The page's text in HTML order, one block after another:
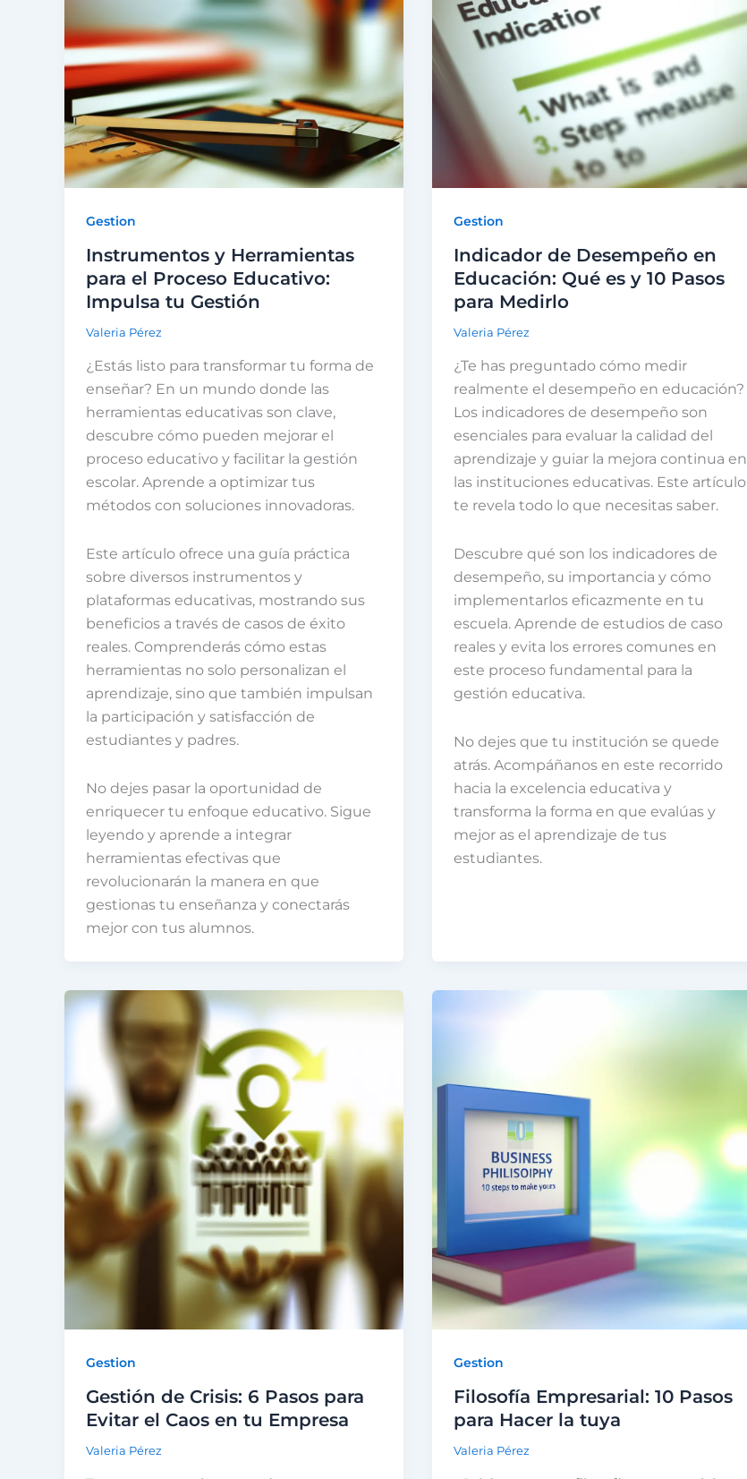
Gestion
Instrumentos y Herramientas
para el Proceso Educativo:
Impulsa tu Gestión
Valeria Pérez
¿Estás listo para transformar tu forma de
enseñar? En un mundo donde las
herramientas educativas son clave,
descubre cómo pueden mejorar el
proceso educativo y facilitar la gestión
escolar. Aprende a optimizar tus
métodos con soluciones innovadoras.
Este artículo ofrece una guía práctica
sobre diversos instrumentos y
plataformas educativas, mostrando sus
beneficios a través de casos de éxito
reales. Comprenderás cómo estas
herramientas no solo personalizan el
aprendizaje, sino que también impulsan
la participación y satisfacción de
estudiantes y padres.
No dejes pasar la oportunidad de
enriquecer tu enfoque educativo. Sigue
leyendo y aprende a integrar
herramientas efectivas que
revolucionarán la manera en que
gestionas tu enseñanza y conectarás
mejor con tus alumnos.
Gestion
Indicador de Desempeño en
Educación: Qué es y 10 Pasos
para Medirlo
Valeria Pérez
¿Te has preguntado cómo medir
realmente el desempeño en educación?
Los indicadores de desempeño son
esenciales para evaluar la calidad del
aprendizaje y guiar la mejora continua en
las instituciones educativas. Este artículo
te revela todo lo que necesitas saber.
Descubre qué son los indicadores de
desempeño, su importancia y cómo
implementarlos eficazmente en tu
escuela. Aprende de estudios de caso
reales y evita los errores comunes en
este proceso fundamental para la
gestión educativa.
No dejes que tu institución se quede
atrás. Acompáñanos en este recorrido
hacia la excelencia educativa y
transforma la forma en que evalúas y
mejor as el aprendizaje de tus
estudiantes.
Gestion
Gestión de Crisis: 6 Pasos para
Evitar el Caos en tu Empresa
Valeria Pérez
Gestion
Filosofía Empresarial: 10 Pasos
para Hacer la tuya
Valeria Pérez